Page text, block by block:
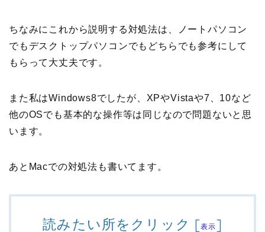
ちなみにこれから説明する対処法は、ノートパソコン
でもデスクトップパソコンでもどちらでも参考にして
もらって大丈夫です。
また私はWindows8でしたが、XPやVistaや7、10など
他のOSでも基本的な操作等は同じなので問題ないと思
います。
あとMacでの対処法も書いてます。
読みたい所をクリック [表示]